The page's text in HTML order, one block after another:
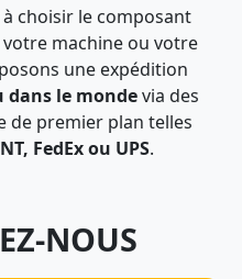
choisir le composant
machine ou votre
une expédition
le mondevia des
de premier plan telles
FedEx ou UPS.
NOUS